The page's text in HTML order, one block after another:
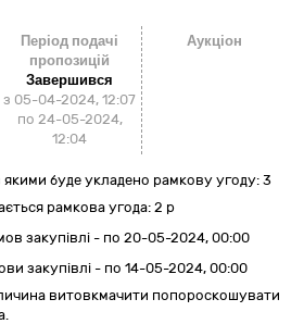
Період подачі
пропозицій
Завершився
з 05-04-2024, 12:07
по 24-05-2024,
12:04
Аукціон
якими буде укладено рамкову угоду: 3
рамкова угода: 2 р
закупівлі - по 20-05-2024, 00:00
закупівлі - по 14-05-2024, 00:00
витовкмачити попороскошувати